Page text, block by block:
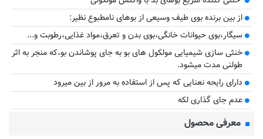
از بین برنده بوی طیف وسیعی از بوهای نامطبوع نظیر:
سیگار،بوی حیوانات خانگی،بوی بدن و تعرق،مواد غذایی،رطوبت و...
خنثی سازی شیمیایی مولکول های بو به جای پوشاندن بو،که منجر به اثر
طولنی مدت میشود.
دارای رایحه نعنایی که پس از استفاده به مرور از بین میرود
عدم جای گذاری لکه
معرفی محصول